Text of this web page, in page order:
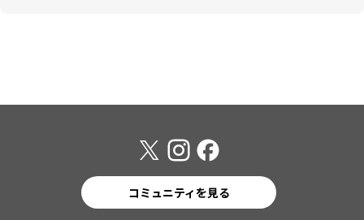
コミュニティを見る